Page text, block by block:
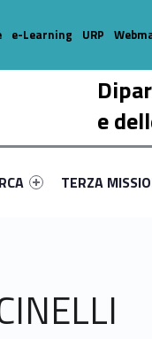
e
primary-56105-17
#link-menu-
Link identifier
TERZA
e-Learning URP